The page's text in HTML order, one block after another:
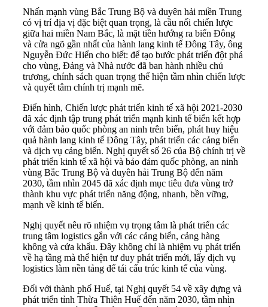
Nhấn mạnh vùng Bắc Trung Bộ và duyên hải miền Trung
có vị trí địa vị đặc biệt quan trọng, là cầu nối chiến lược
giữa hai miền Nam Bắc, là mặt tiền hướng ra biển Đông
và cửa ngõ gần nhất của hành lang kinh tế Đông Tây, ông
Nguyễn Đức Hiển cho biết: để tạo bước phát triển đột phá
cho vùng, Đảng và Nhà nước đã ban hành nhiều chủ
trương, chính sách quan trọng thể hiện tầm nhìn chiến lược
và quyết tâm chính trị mạnh mẽ.
Điển hình, Chiến lược phát triển kinh tế xã hội 2021-2030
đã xác định tập trung phát triển mạnh kinh tế biển kết hợp
với đảm bảo quốc phòng an ninh trên biển, phát huy hiệu
quả hành lang kinh tế Đông Tây, phát triển các cảng biển
và dịch vụ cảng biển. Nghị quyết số 26 của Bộ chính trị về
phát triển kinh tế xã hội và bảo đảm quốc phòng, an ninh
vùng Bắc Trung Bộ và duyên hải Trung Bộ đến năm
2030, tầm nhìn 2045 đã xác định mục tiêu đưa vùng trở
thành khu vực phát triển năng động, nhanh, bền vững,
mạnh về kinh tế biển.
Nghị quyết nêu rõ nhiệm vụ trọng tâm là phát triển các
trung tâm logistics gắn với các cảng biển, cảng hàng
không và cửa khẩu. Đây không chỉ là nhiệm vụ phát triển
về hạ tầng mà thể hiện tư duy phát triển mới, lấy dịch vụ
logistics làm nền tảng để tái cấu trúc kinh tế của vùng.
Đối với thành phố Huế, tại Nghị quyết 54 về xây dựng và
phát triển tỉnh Thừa Thiên Huế đến năm 2030, tầm nhìn